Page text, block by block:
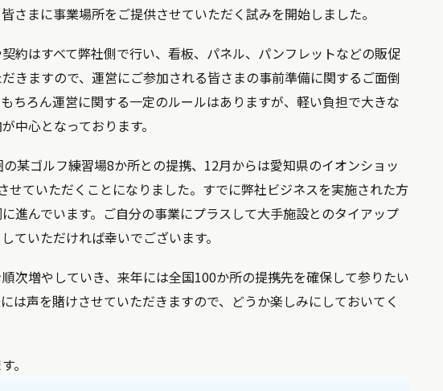
さまに事業場所をご提供させていただく試みを開始しました。
約はすべて弊社側で行い、看板、パネル、パンフレットなどの販促
きますので、運営にご参加される皆さまの事前準備に関するご面倒
ちろん運営に関する一定のルールはありますが、軽い負担で大きな
中心となっております。
某ゴルフ練習場8か所との提携、12月からは愛知県のイオンショッ
せていただくことになりました。すでに弊社ビジネスを実施された方
進んでいます。ご自分の事業にプラスして大手施設とのタイアップ
ていただければ幸いでございます。
次増やしていき、来年には全国100か所の提携先を確保して参りたい
は声を賭けさせていただきますので、どうか楽しみにしておいてく
。